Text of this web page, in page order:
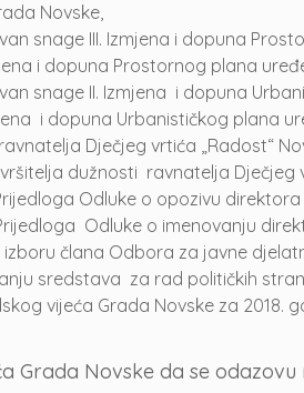
Novske,
snage III. Izmjena i dopuna
i dopuna Prostornog plana
snage II. Izmjena i dopuna
i dopuna Urbanističkog plana
Dječjeg vrtića „Radost“
dužnosti ravnatelja Dječjeg
Odluke o opozivu
Odluke o imenovanju
člana Odbora za javne
sredstava za rad političkih
vijeća Grada Novske za 2018.
Grada Novske da se